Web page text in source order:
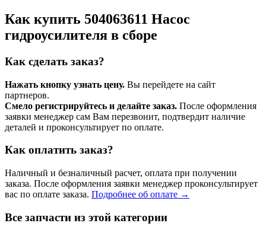
Как купить 504063611 Насос
гидроусилителя в сборе
Как сделать заказ?
Нажать кнопку узнать цену. Вы перейдете на сайт
партнеров.
Смело регистрируйтесь и делайте заказ. После оформления
заявки менеджер сам Вам перезвонит, подтвердит наличие
деталей и проконсультирует по оплате.
Как оплатить заказ?
Наличный и безналичный расчет, оплата при получении
заказа. После оформления заявки менеджер проконсультирует
вас по оплате заказа. Подробнее об оплате →
Все запчасти из этой категории